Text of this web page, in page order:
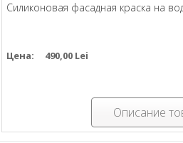
Силиконовая фасадная краска на
Цена: 490,00 Lei
Описание